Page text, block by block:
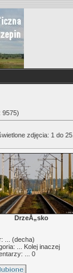
9575)
zdjęcia: 1 do 25.
DrzeÅ„sko
... (decha)
... Kolej inaczej
... 0